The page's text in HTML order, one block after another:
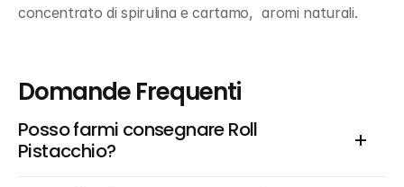
concentrato di spirulina e cartamo,  aromi naturali.
Domande Frequenti
Posso farmi consegnare Roll
Pistacchio?